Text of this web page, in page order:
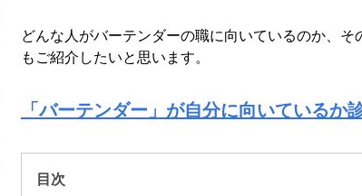
どんな人がバーテンダーの職に向いているのか、
もご紹介したいと思います。
「バーテンダー」が自分に向いている
目次